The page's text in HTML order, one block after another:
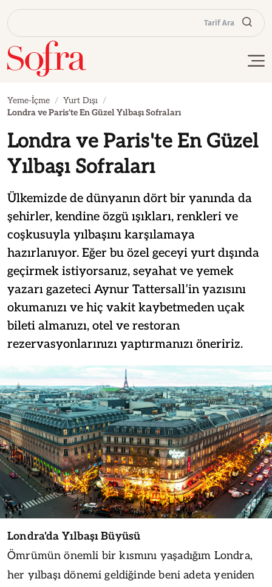
Tarif Ara
Yeme-İçme
Yurt Dışı
Londra ve Paris'te En Güzel Yılbaşı Sofraları
Londra ve Paris'te En Güzel
Yılbaşı Sofraları
Ülkemizde de dünyanın dört bir yanında da
şehirler, kendine özgü ışıkları, renkleri ve
coşkusuyla yılbaşını karşılamaya
hazırlanıyor. Eğer bu özel geceyi yurt dışında
geçirmek istiyorsanız, seyahat ve yemek
yazarı gazeteci Aynur Tattersall’in yazısını
okumanızı ve hiç vakit kaybetmeden uçak
bileti almanızı, otel ve restoran
rezervasyonlarınızı yaptırmanızı öneririz.
Londra'da Yılbaşı Büyüsü
Ömrümün önemli bir kısmını yaşadığım Londra,
her yılbaşı dönemi geldiğinde beni adeta yeniden